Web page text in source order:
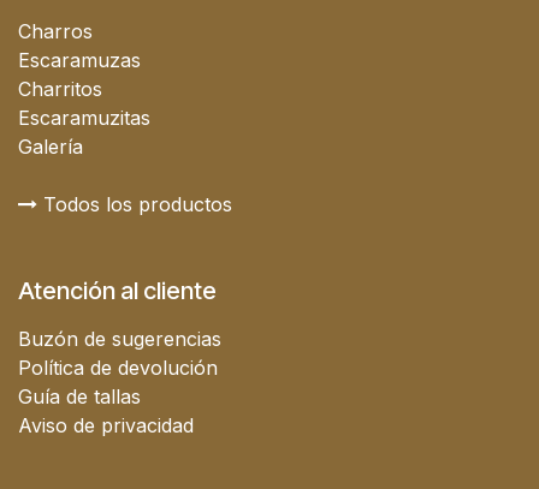
Charros
Escaramuzas
Charritos
Escaramuzitas
Galería
Todos los productos
Atención al cliente
Buzón de sugerencias
Política de devolución
Guía de tallas
Aviso de privacidad